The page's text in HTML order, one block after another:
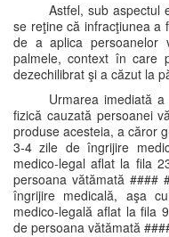
Astfel, sub aspectul
se reţine că infracţiunea a
de a aplica persoanelor
palmele, context în care
dezechilibrat şi a căzut la
Urmarea imediată
fizică cauzată persoanei
produse acesteia, a căror
3-4 zile de îngrijire
medico-legal aflat la fila
persoana vătămată ####
îngrijire medicală, aşa
medico-legală aflat la fila
de persoana vătămată